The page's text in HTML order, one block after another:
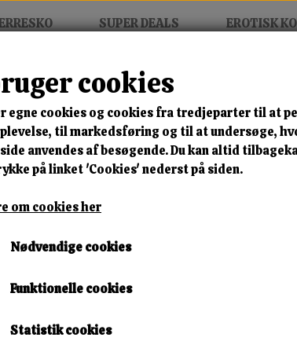
SUPER DEALS EROTISK
Bunny Suit
MIX FRIT • KØB 3
Obsessive Bunny Suit
🎁 SPAR 10 %
599,00 kr.
S/M L/XL
cookies
egne cookies og cookies fra tredjeparter til at
til markedsføring og til at undersøge,
anvendes af besøgende. Du kan altid
på linket 'Cookies' nederst på siden.
om cookies her
Nødvendige cookies
Funktionelle cookies
Statistik cookies